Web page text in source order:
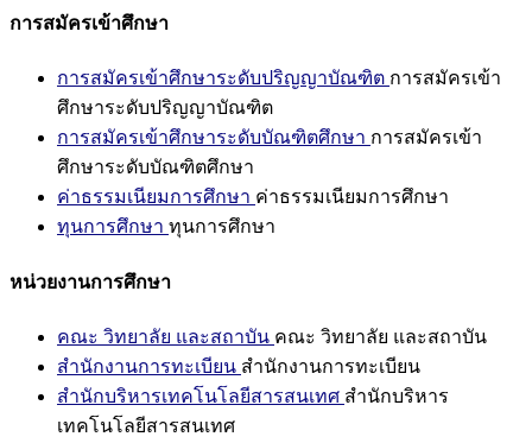
การสมัครเข้าศึกษา
การสมัครเข้าศึกษาระดับปริญญาบัณฑิต การสมัครเข้า
ศึกษาระดับปริญญาบัณฑิต
การสมัครเข้าศึกษาระดับบัณฑิตศึกษา การสมัครเข้า
ศึกษาระดับบัณฑิตศึกษา
ค่าธรรมเนียมการศึกษา ค่าธรรมเนียมการศึกษา
ทุนการศึกษา ทุนการศึกษา
หน่วยงานการศึกษา
คณะ วิทยาลัย และสถาบัน คณะ วิทยาลัย และสถาบัน
สำนักงานการทะเบียน สำนักงานการทะเบียน
สำนักบริหารเทคโนโลยีสารสนเทศ สำนักบริหาร
เทคโนโลยีสารสนเทศ